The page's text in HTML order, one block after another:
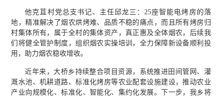
他克苴村党总支书记、主任邱龙三：25座智能电烤房的落
地，精准解决了烟农烘烤难、品质不稳的痛点，而且所有烤房归
村集体所有，属于全村的集体资产，真正惠及全体烟农，后续我
们将健全管护制度，组织烟农实操培训，全力保障新设备顺利投
用，助力烟农稳收增收。
近年来，大桥乡持续整合项目资源，系统推进田间管网、灌
溉水池、机耕道路、标准化烤房等农业配套设施建设，推动农业
产业向规模化、标准化、智能化、集约化发展。下一步，我乡将